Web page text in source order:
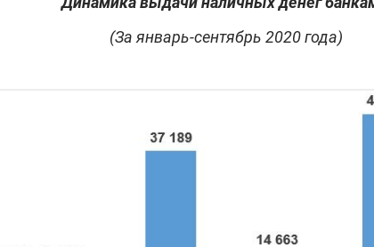
(За январь-сентябрь 2020 года)